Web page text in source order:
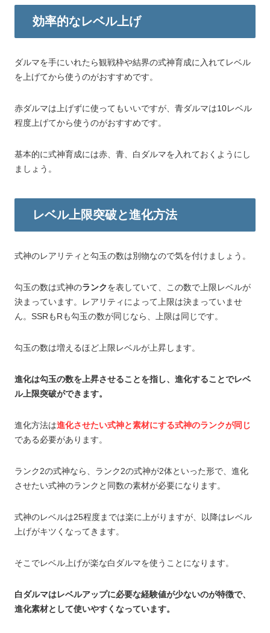
効率的なレベル上げ
ダルマを手にいれたら観戦枠や結界の式神育成に入れてレベル
を上げてから使うのがおすすめです。
赤ダルマは上げずに使ってもいいですが、青ダルマは10レベル
程度上げてから使うのがおすすめです。
基本的に式神育成には赤、青、白ダルマを入れておくようにし
ましょう。
レベル上限突破と進化方法
式神のレアリティと勾玉の数は別物なので気を付けましょう。
勾玉の数は式神のランクを表していて、この数で上限レベルが
決まっています。レアリティによって上限は決まっていませ
ん。SSRもRも勾玉の数が同じなら、上限は同じです。
勾玉の数は増えるほど上限レベルが上昇します。
進化は勾玉の数を上昇させることを指し、進化することでレベ
ル上限突破ができます。
進化方法は進化させたい式神と素材にする式神のランクが同じ
である必要があります。
ランク2の式神なら、ランク2の式神が2体といった形で、進化
させたい式神のランクと同数の素材が必要になります。
式神のレベルは25程度までは楽に上がりますが、以降はレベル
上げがキツくなってきます。
そこでレベル上げが楽な白ダルマを使うことになります。
白ダルマはレベルアップに必要な経験値が少ないのが特徴で、
進化素材として使いやすくなっています。